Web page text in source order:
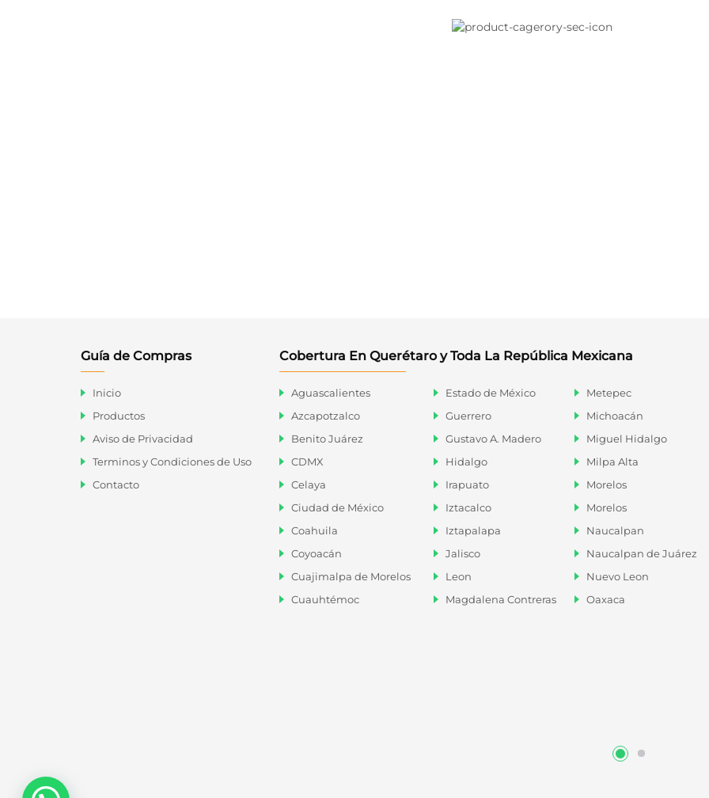
Guía de Compras
Inicio
Productos
Aviso de Privacidad
Terminos y Condiciones de Uso
Contacto
Cobertura En Querétaro y Toda La República Mexicana
Cajas de Plástico Querétaro
Blvd, Bernardo Quintana 28, Alamos
Queretarom, Querétaro
Aguascalientes
Azcapotzalco
Benito Juárez
CDMX
Celaya
Ciudad de México
Coahuila
Coyoacán
Cuajimalpa de Morelos
Cuauhtémoc
Estado de México
Guerrero
Gustavo A. Madero
Hidalgo
Irapuato
Iztacalco
Iztapalapa
Jalisco
Leon
Magdalena Contreras
Metepec
Michoacán
Miguel Hidalgo
Milpa Alta
Morelos
Morelos
Naucalpan
Naucalpan de Juárez
Nuevo Leon
Oaxaca